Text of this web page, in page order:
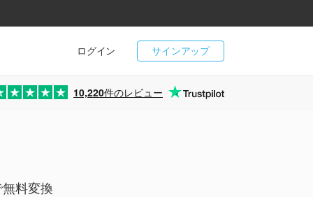
サインアップ
ログイン
10,220件のレビュー
料変換